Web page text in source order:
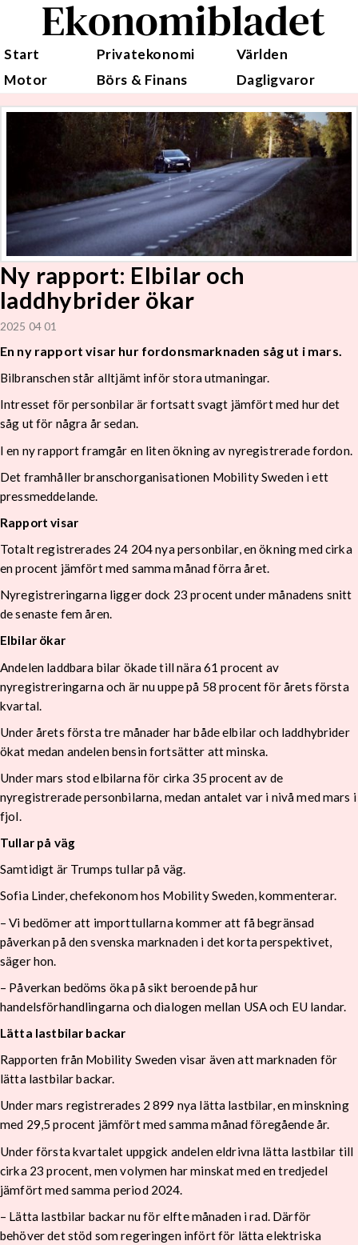
Ekonomibladet
Start Privatekonomi
Världen
Motor
Börs & Finans Dagligvaror
Ny rapport: Elbilar och
laddhybrider ökar
2025 04 01
En ny rapport visar hur fordonsmarknaden såg ut i mars.
Bilbranschen står alltjämt inför stora utmaningar.
Intresset för personbilar är fortsatt svagt jämfört med hur det
såg ut för några år sedan.
I en ny rapport framgår en liten ökning av nyregistrerade fordon.
Det framhåller branschorganisationen Mobility Sweden i ett
pressmeddelande.
Rapport visar
Totalt registrerades 24 204 nya personbilar, en ökning med cirka
en procent jämfört med samma månad förra året.
Nyregistreringarna ligger dock 23 procent under månadens snitt
de senaste fem åren.
Elbilar ökar
Andelen laddbara bilar ökade till nära 61 procent av
nyregistreringarna och är nu uppe på 58 procent för årets första
kvartal.
Under årets första tre månader har både elbilar och laddhybrider
ökat medan andelen bensin fortsätter att minska.
Under mars stod elbilarna för cirka 35 procent av de
nyregistrerade personbilarna, medan antalet var i nivå med mars i
fjol.
Tullar på väg
Samtidigt är Trumps tullar på väg.
Sofia Linder, chefekonom hos Mobility Sweden, kommenterar.
– Vi bedömer att importtullarna kommer att få begränsad
påverkan på den svenska marknaden i det korta perspektivet,
säger hon.
– Påverkan bedöms öka på sikt beroende på hur
handelsförhandlingarna och dialogen mellan USA och EU landar.
Lätta lastbilar backar
Rapporten från Mobility Sweden visar även att marknaden för
lätta lastbilar backar.
Under mars registrerades 2 899 nya lätta lastbilar, en minskning
med 29,5 procent jämfört med samma månad föregående år.
Under första kvartalet uppgick andelen eldrivna lätta lastbilar till
cirka 23 procent, men volymen har minskat med en tredjedel
jämfört med samma period 2024.
– Lätta lastbilar backar nu för elfte månaden i rad. Därför
behöver det stöd som regeringen infört för lätta elektriska